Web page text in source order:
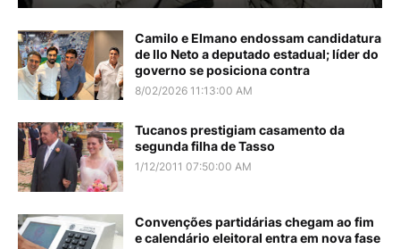
Camilo e Elmano endossam candidatura
de Ilo Neto a deputado estadual; líder do
governo se posiciona contra
8/02/2026 11:13:00 AM
Tucanos prestigiam casamento da
segunda filha de Tasso
1/12/2011 07:50:00 AM
Convenções partidárias chegam ao fim
e calendário eleitoral entra em nova fase